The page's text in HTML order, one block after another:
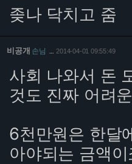
좆나 닥치고 줌
비공개 손님 2014-04-01 09:55:49
사회 나와서 돈
것도 진짜 어려
6천만원은 한달
아야되는 금액